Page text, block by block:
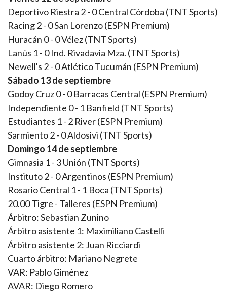
Deportivo Riestra 2 - 0 Central Córdoba (TNT Sports)
Racing 2 - 0 San Lorenzo (ESPN Premium)
Huracán 0 - 0 Vélez (TNT Sports)
Lanús 1 - 0 Ind. Rivadavia Mza. (TNT Sports)
Newell's 2 - 0 Atlético Tucumán (ESPN Premium)
Sábado 13 de septiembre
Godoy Cruz 0 - 0 Barracas Central (ESPN Premium)
Independiente 0 - 1 Banfield (TNT Sports)
Estudiantes 1 - 2 River (ESPN Premium)
Sarmiento 2 - 0 Aldosivi (TNT Sports)
Domingo 14 de septiembre
Gimnasia 1 - 3 Unión (TNT Sports)
Instituto 2 - 0 Argentinos (ESPN Premium)
Rosario Central 1 - 1 Boca (TNT Sports)
20.00 Tigre - Talleres (ESPN Premium)
Árbitro: Sebastian Zunino
Árbitro asistente 1: Maximiliano Castelli
Árbitro asistente 2: Juan Ricciardi
Cuarto árbitro: Mariano Negrete
VAR: Pablo Giménez
AVAR: Diego Romero